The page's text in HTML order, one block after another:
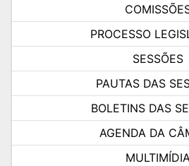
PROCESSO
SESSÕES
PAUTAS DAS
BOLETINS DAS
AGENDA DA